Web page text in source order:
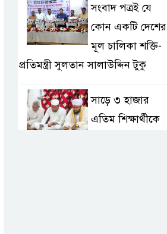
সংবাদ পত্রই যে
কোন একটি দেশের
মূল চালিকা শক্তি-
প্রতিমন্ত্রী সুলতান সালাউদ্দিন টুকু
সাড়ে ৩ হাজার
এতিম শিক্ষার্থীকে